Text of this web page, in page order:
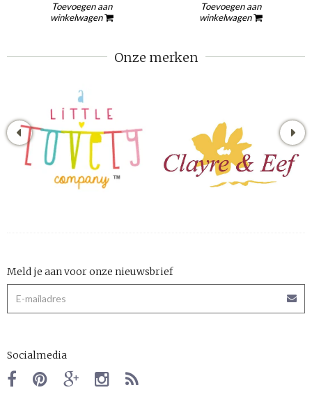
Toevoegen aan
winkelwagen
Toevoegen aan
winkelwagen
Onze merken
Meld je aan voor onze nieuwsbrief
Socialmedia